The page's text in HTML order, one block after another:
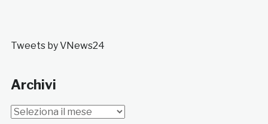
Tweets by VNews24
Archivi
Archivi